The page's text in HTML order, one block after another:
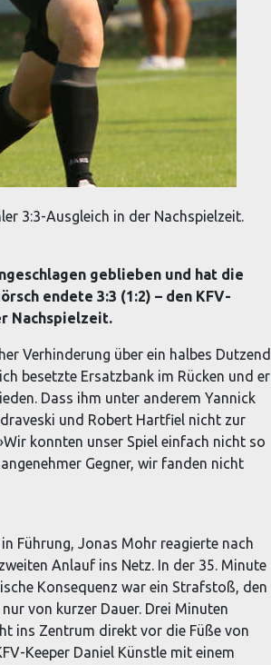
3:3-Ausgleich in der Nachspielzeit.
geblieben und hat die
endete 3:3 (1:2) – den KFV-
Nachspielzeit.
Verhinderung über ein halbes Dutzend
besetzte Ersatzbank im Rücken und er
Dass ihm unter anderem Yannick
und Robert Hartfiel nicht zur
konnten unser Spiel einfach nicht so
Gegner, wir fanden nicht
Führung, Jonas Mohr reagierte nach
Anlauf ins Netz. In der 35. Minute
Konsequenz war ein Strafstoß, den
von kurzer Dauer. Drei Minuten
ins Zentrum direkt vor die Füße von
Keeper Daniel Künstle mit einem